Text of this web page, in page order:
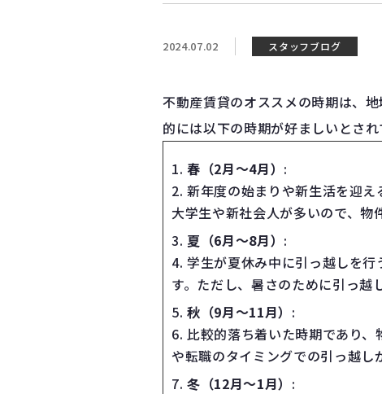
2024.07.02 スタッフブログ
不動産賃貸のオススメの時期は、
的には以下の時期が好ましいとされ
春（2月〜4月） :
新年度の始まりや新生活を迎
大学生や新社会人が多いので、物
夏（6月〜8月） :
学生が夏休み中に引っ越しを
す。ただし、暑さのために引っ越
秋（9月〜11月） :
比較的落ち着いた時期であり
や転職のタイミングでの引っ越し
冬（12月〜1月） :